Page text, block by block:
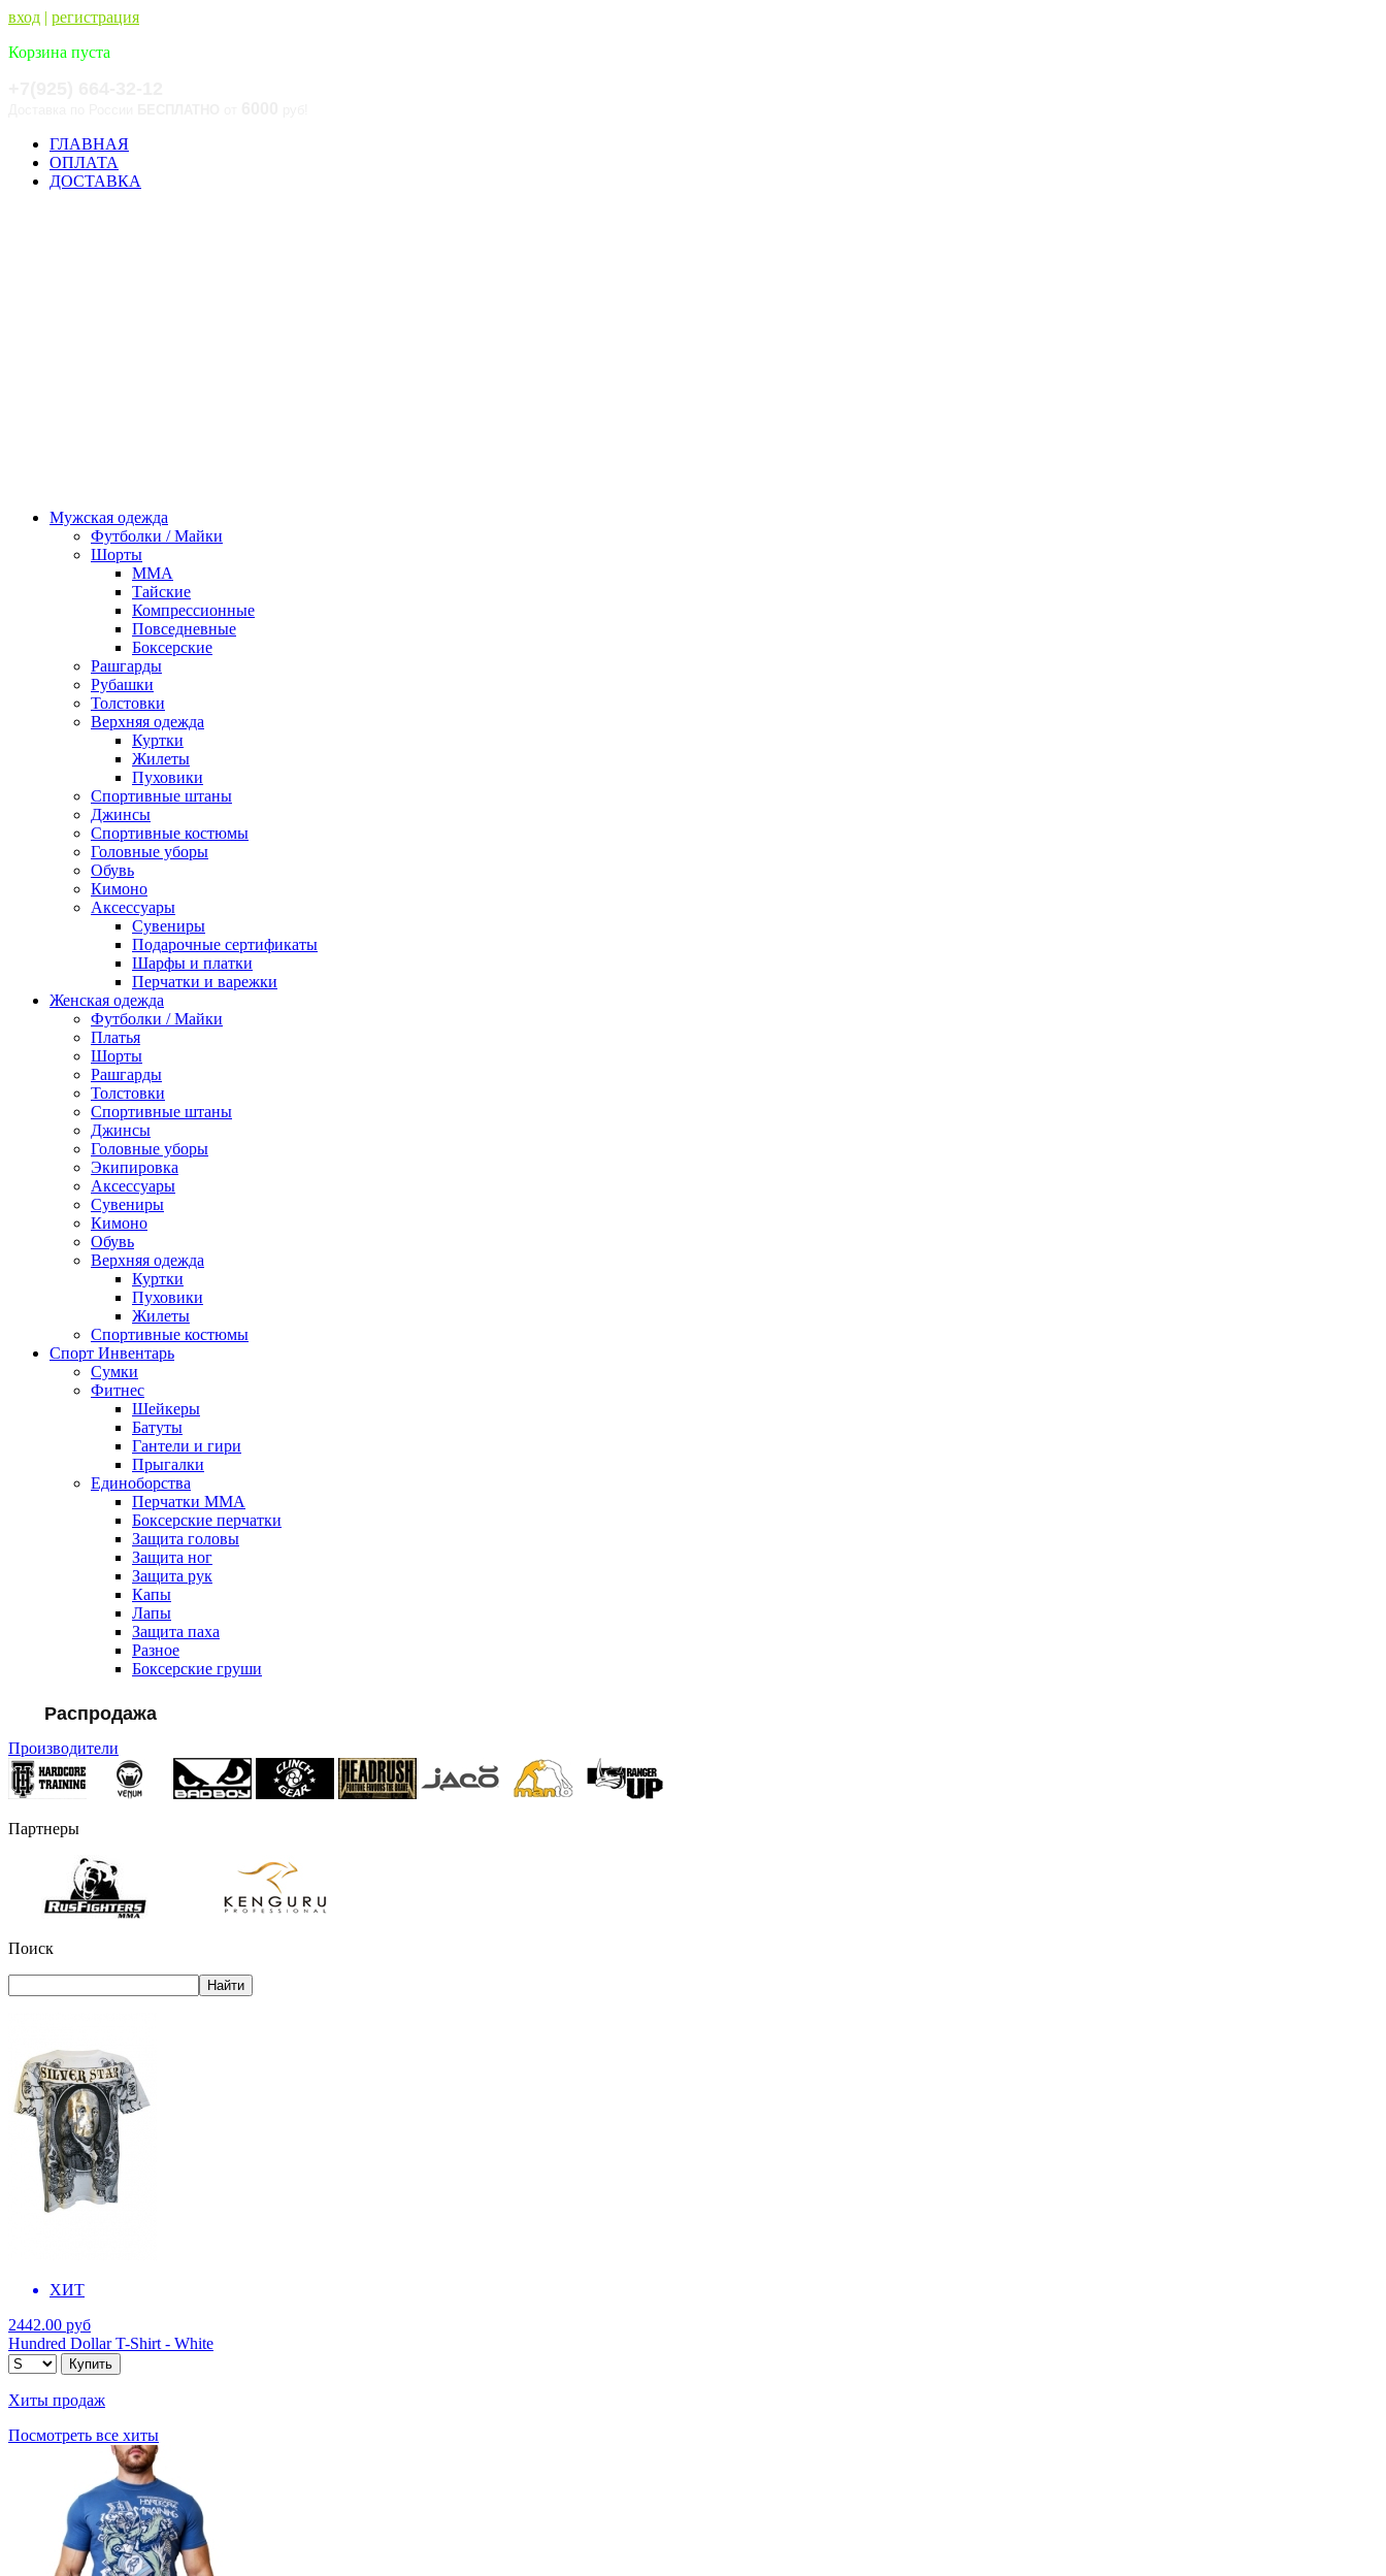
вход | регистрация
Корзина пуста
ГЛАВНАЯ
ОПЛАТА
ДОСТАВКА
Мужская одежда
Футболки / Майки
Шорты
ММА
Тайские
Компрессионные
Повседневные
Боксерские
Рашгарды
Рубашки
Толстовки
Верхняя одежда
Куртки
Жилеты
Пуховики
Спортивные штаны
Джинсы
Спортивные костюмы
Головные уборы
Обувь
Кимоно
Аксессуары
Сувениры
Подарочные сертификаты
Шарфы и платки
Перчатки и варежки
Женская одежда
Футболки / Майки
Платья
Шорты
Рашгарды
Толстовки
Спортивные штаны
Джинсы
Головные уборы
Экипировка
Аксессуары
Сувениры
Кимоно
Обувь
Верхняя одежда
Куртки
Пуховики
Жилеты
Спортивные костюмы
Спорт Инвентарь
Сумки
Фитнес
Шейкеры
Батуты
Гантели и гири
Прыгалки
Единоборства
Перчатки MMA
Боксерские перчатки
Защита головы
Защита ног
Защита рук
Капы
Лапы
Защита паха
Разное
Боксерские груши
Распродажа
Производители
Партнеры
Поиск
ХИТ
2442.00 руб
Hundred Dollar T-Shirt - White
Хиты продаж
Посмотреть все хиты